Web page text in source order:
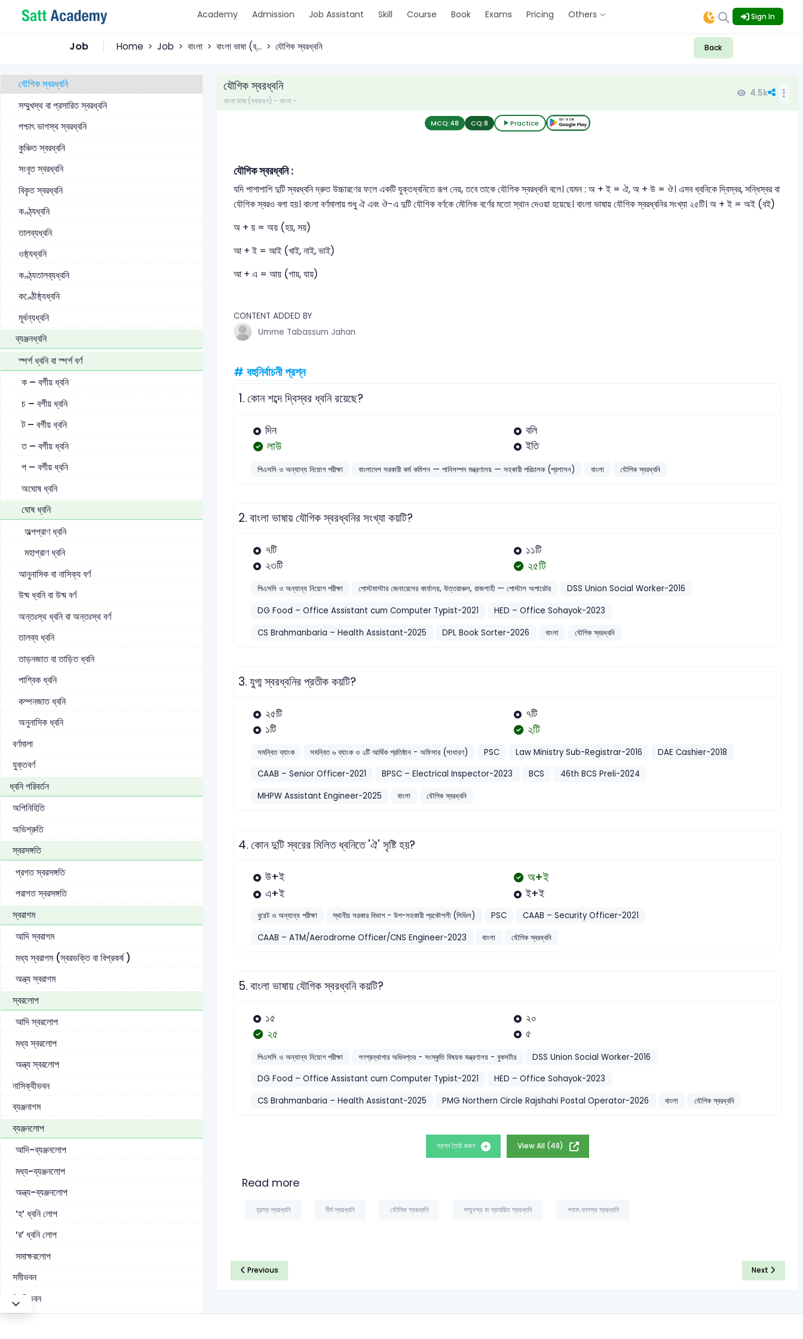
Academy Admission Job Assistant Skill Course Book Exams Pricing Others Sign In
Job Home Job বাংলা বাংলা ভাষা (ব্... যৌগিক স্বরধ্বনি Back
হ্রস্ব স্বরধ্বনি
যৌগিক স্বরধ্বনি
সম্মুখস্থ বা প্রসারিত স্বরধ্বনি
পশ্চাৎ ভাগস্থ স্বরধ্বনি
কুঞ্চিত স্বরধ্বনি
সংবৃত স্বরধ্বনি
বিকৃত স্বরধ্বনি
কণ্ঠ্যধ্বনি
তালব্যধ্বনি
ওষ্ঠ্যধ্বনি
কণ্ঠ্যতালব্যধ্বনি
কণ্ঠৌষ্ঠ্যধ্বনি
মূর্ধন্যধ্বনি
ব্যঞ্জনধ্বনি
স্পর্শ ধ্বনি বা স্পর্শ বর্ণ
ক – বর্গীয় ধ্বনি
চ – বর্গীয় ধ্বনি
ট – বর্গীয় ধ্বনি
ত – বর্গীয় ধ্বনি
প – বর্গীয় ধ্বনি
অঘোষ ধ্বনি
ঘোষ ধ্বনি
অল্পপ্রাণ ধ্বনি
মহাপ্রাণ ধ্বনি
আনুনাসিক বা নাসিক্য বর্ণ
উষ্ম ধ্বনি বা উষ্ম বর্ণ
অন্তঃস্থ ধ্বনি বা অন্তঃস্থ বর্ণ
তালব্য ধ্বনি
তাড়নজাত বা তাড়িত ধ্বনি
পাশ্বিক ধ্বনি
কম্পনজাত ধ্বনি
অনুনাসিক ধ্বনি
বর্ণমালা
যুক্তবর্ণ
ধ্বনি পরিবর্তন
অপিনিহিতি
অভিশ্রুতি
স্বরসঙ্গতি
প্রগত স্বরসঙ্গতি
পরাগত স্বরসঙ্গতি
স্বরাগম
আদি স্বরাগম
মধ্য স্বরাগম (স্বরভক্তি বা বিপ্রকর্ষ )
অন্ত্য স্বরাগম
স্বরলোপ
আদি স্বরলোপ
মধ্য স্বরলোপ
অন্ত্য স্বরলোপ
নাসিক্যীভবন
ব্যঞ্জনাগম
ব্যঞ্জনলোপ
আদি-ব্যঞ্জনলোপ
মধ্য-ব্যঞ্জনলোপ
অন্ত্য-ব্যঞ্জনলোপ
‘হ’ ধ্বনি লোপ
‘র’ ধ্বনি লোপ
সমাক্ষরলোপ
সমীভবন
বিষমীভবন
যৌগিক স্বরধ্বনি
বাংলা ভাষা (ব্যাকরণ) - বাংলা -
4.5k
MCQ:48 CQ:8 Practice
যৌগিক স্বরধ্বনি :
যদি পাশাপাশি দুটি স্বরধ্বনি দ্রুত উচ্চারণের ফলে একটি যুক্তধ্বনিতে রূপ নেয়, তবে তাকে যৌগিক স্বরধ্বনি বলে। যেমন : অ + ই = ঐ, অ + উ = ঔ। এসব ধ্বনিকে দ্বিস্বর, সন্ধিস্বর বা
যৌগিক স্বরও বলা হয়। বাংলা বর্ণমালায় শুধু ঐ এবং ঔ-এ দুটি যৌগিক বর্ণকে মৌলিক বর্ণের মতো স্থান দেওয়া হয়েছে। বাংলা ভাষায় যৌগিক স্বরধ্বনির সংখ্যা ২৫টি। অ + ই = অই (বই)
অ + য় = অয় (হয়, সয়)
আ + ই = আই (খাই, নাই, ভাই)
আ + এ = আয় (গায়, যায়)
CONTENT ADDED BY
Umme Tabassum Jahan
# বহুনির্বাচনী প্রশ্ন
1.কোন শব্দে দ্বিস্বর ধ্বনি রয়েছে?
দিন বলি
লাউ ইতি
পিএসসি ও অন্যান্য নিয়োগ পরীক্ষা বাংলাদেশ সরকারী কর্ম কমিশন — পানিসম্পদ মন্ত্রণালয় — সহকারী পরিচালক (প্রশাসন) বাংলা যৌগিক স্বরধ্বনি
2.বাংলা ভাষায় যৌগিক স্বরধ্বনির সংখ্যা কয়টি?
৭টি
১১টি
২৩টি
২৫টি
পিএসসি ও অন্যান্য নিয়োগ পরীক্ষা পোস্টমাস্টার জেনারেলের কার্যালয়, উত্তরাঞ্চল, রাজশাহী — পোস্টাল অপারেটর
DSS Union Social Worker-2016
DG Food – Office Assistant cum Computer Typist-2021
HED – Office Sohayok-2023
CS Brahmanbaria – Health Assistant-2025
DPL Book Sorter-2026 বাংলা যৌগিক স্বরধ্বনি
3.যুগ্ম স্বরধ্বনির প্রতীক কয়টি?
২৫টি
৭টি
১টি
২টি
সমন্বিত ব্যাংক সমন্বিত ৬ ব্যাংক ও ২টি আর্থিক প্রতিষ্ঠান - অফিসার (সাধারণ) PSC Law Ministry Sub-Registrar-2016
DAE Cashier-2018
CAAB – Senior Officer-2021
BPSC – Electrical Inspector-2023 BCS
46th BCS Preli-2024
MHPW Assistant Engineer-2025
বাংলা যৌগিক স্বরধ্বনি
4.কোন দুটি স্বরের মিলিত ধ্বনিতে 'ঐ' সৃষ্টি হয়?
উ+ই অ+ই
এ+ই ই+ই
বুয়েট ও অন্যান্য পরীক্ষা স্থানীয় সরকার বিভাগ - উপ-সহকারী প্রকৌশলী (সিভিল) PSC
CAAB – Security Officer-2021
CAAB – ATM/Aerodrome Officer/CNS Engineer-2023
বাংলা যৌগিক স্বরধ্বনি
5.বাংলা ভাষায় যৌগিক স্বরধ্বনি কয়টি?
১৫ ২০
২৫ ৫
পিএসসি ও অন্যান্য নিয়োগ পরীক্ষা গণগ্রন্থাগার অধিদপ্তর - সংস্কৃতি বিষয়ক মন্ত্রণালয় - বুকসর্টার
DSS Union Social Worker-2016
DG Food – Office Assistant cum Computer Typist-2021
HED – Office Sohayok-2023
CS Brahmanbaria – Health Assistant-2025
PMG Northern Circle Rajshahi Postal Operator-2026 বাংলা যৌগিক স্বরধ্বনি
প্রশ্ন তৈরি করুন View All (48)
Read more
হ্রস্ব স্বরধ্বনি দীর্ঘ স্বরধ্বনি মৌলিক স্বরধ্বনি সম্মুখস্থ বা প্রসারিত স্বরধ্বনি পশ্চাৎ ভাগস্থ স্বরধ্বনি
Previous Next